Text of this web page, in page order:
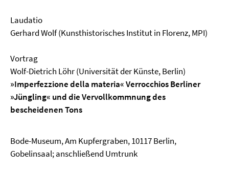
Laudatio
Gerhard Wolf (Kunsthistorisches Institut in Florenz, MPI)
Vortrag
Wolf-Dietrich Löhr (Universität der Künste, Berlin)
»Imperfezzione della materia« Verrocchios Berliner
»Jüngling« und die Vervollkommnung des
bescheidenen Tons
Bode-Museum, Am Kupfergraben, 10117 Berlin,
Gobelinsaal; anschließend Umtrunk